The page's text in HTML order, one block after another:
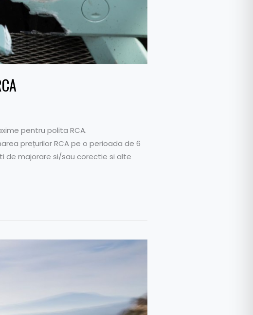
pentru polita RCA.
prețurilor RCA pe o perioada de 6
de majorare si/sau corectie si alte